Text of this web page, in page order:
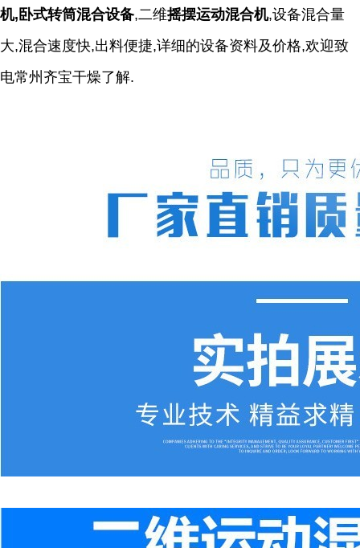
机,卧式转筒混合设备,二维摇摆运动混合机,设备混合量
大,混合速度快,出料便捷,详细的设备资料及价格,欢迎致
电常州齐宝干燥了解.